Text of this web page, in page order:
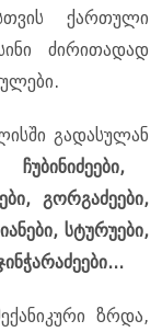
ქართული
ძირითადად
გადასულან
გორგაძეები,
სტურუები,
ზრდა,